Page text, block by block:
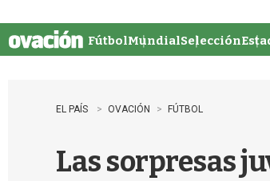
u
FútbolMundialSelección
EL PAÍS OVACIÓN FÚTBOL
Las sorpresas